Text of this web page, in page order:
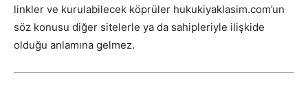
linkler ve kurulabilecek köprüler hukukiyaklasim.com’un
söz konusu diğer sitelerle ya da sahipleriyle ilişkide
olduğu anlamına gelmez.